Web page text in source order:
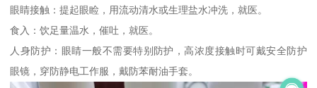
眼睛接触：提起眼睑，用流动清水或生理盐水冲洗，就医。
食入：饮足量温水，催吐，就医。
人身防护：眼睛一般不需要特别防护，高浓度接触时可戴安全防护
眼镜，穿防静电工作服，戴防苯耐油手套。